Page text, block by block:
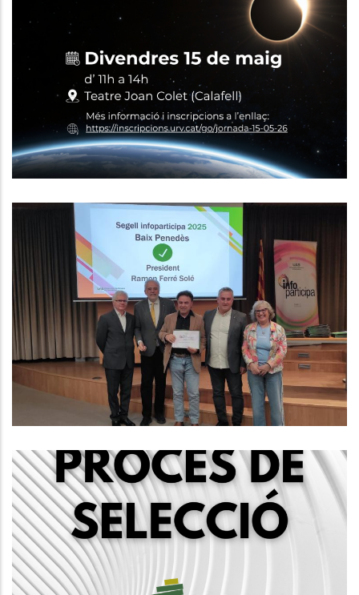
Calafell Acollirà Una Jornada
Sobre L’eclipsi Solar Total 2026 I El
Seu Impacte Econòmic I
Estratègic Al Baix Penedès
P. econòmica,Turisme
El Consell Comarcal Del Baix
Penedès Obté Per Primer Cop El
Segell Infoparticipa Amb Un 86%
De Compliment En Transparència
Altres
Convocatòria Mitjançant Concurs
Oposició Per La Creació D'una
Borsa De Treball D'educadors/es
Socials, Grup A2